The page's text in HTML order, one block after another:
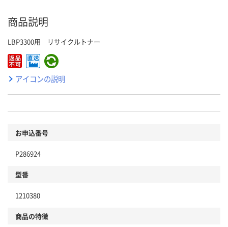
商品説明
LBP3300用 リサイクルトナー
アイコンの説明
お申込番号
P286924
型番
1210380
商品の特徴